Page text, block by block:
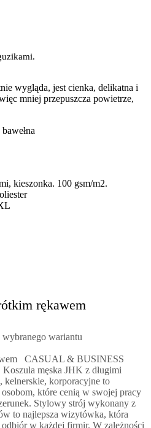
wygląda, jest cienka, delikatna i
mniej przepuszcza powietrze,
kieszonka. 100 gsm/m2.
rękawem
wybranego wariantu
CASUAL & BUSINESS
męska JHK z długimi
kelnerskie, korporacyjne to
które cenią w swojej pracy
Stylowy strój wykonany z
to najlepsza wizytówka, która
w każdej firmir. W zależności